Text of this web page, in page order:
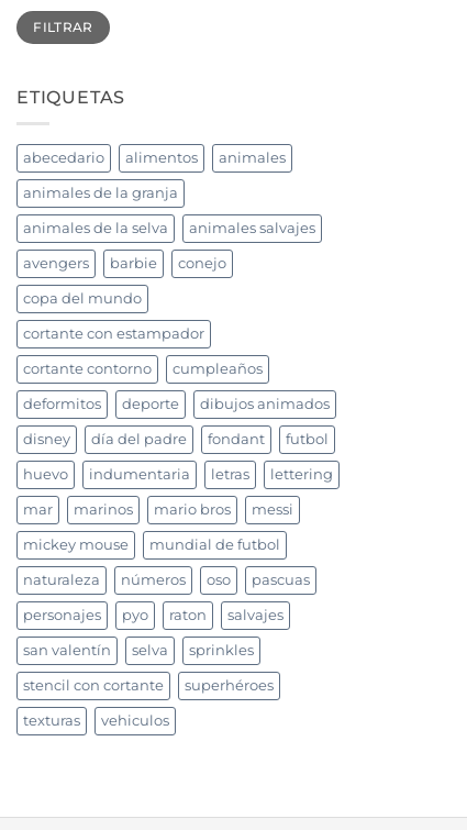
Precio
mínimo
Precio
máximo
FILTRAR
ETIQUETAS
abecedario alimentos animales
animales de la granja
animales de la selva animales salvajes
avengers barbie conejo
copa del mundo
cortante con estampador
cortante contorno cumpleaños
deformitos deporte dibujos animados
disney día del padre fondant futbol
huevo indumentaria letras lettering
mar marinos mario bros messi
mickey mouse mundial de futbol
naturaleza números oso pascuas
personajes pyo raton salvajes
san valentín selva sprinkles
stencil con cortante superhéroes
texturas vehiculos